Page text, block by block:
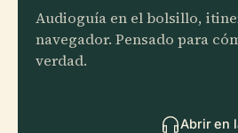
Audioguía en el bolsillo,
navegador. Pensado para
verdad.
Abrir en